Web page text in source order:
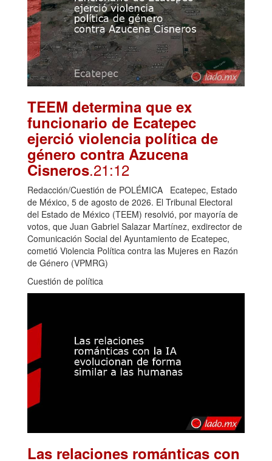
TEEM determina que ex
funcionario de Ecatepec
ejerció violencia política de
género contra Azucena
Cisneros.21:12
Redacción/Cuestión de POLÉMICA Ecatepec, Estado
de México, 5 de agosto de 2026. El Tribunal Electoral
del Estado de México (TEEM) resolvió, por mayoría de
votos, que Juan Gabriel Salazar Martínez, exdirector de
Comunicación Social del Ayuntamiento de Ecatepec,
cometió Violencia Política contra las Mujeres en Razón
de Género (VPMRG)
Cuestión de política
Las relaciones románticas con